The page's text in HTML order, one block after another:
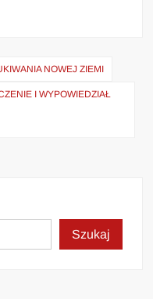
NOWEJ ZIEMI
I WYPOWIEDZIAŁ
Szukaj